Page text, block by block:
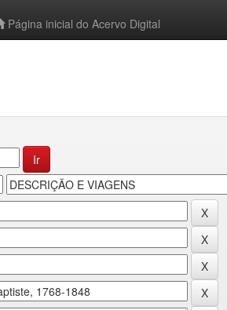
Página inicial do Acervo Digital